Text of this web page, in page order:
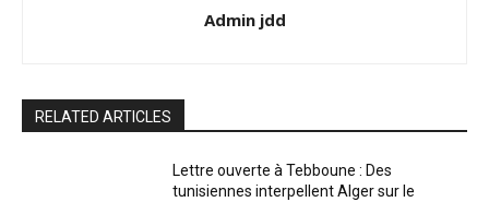
Admin jdd
RELATED ARTICLES
Lettre ouverte à Tebboune : Des
tunisiennes interpellent Alger sur le